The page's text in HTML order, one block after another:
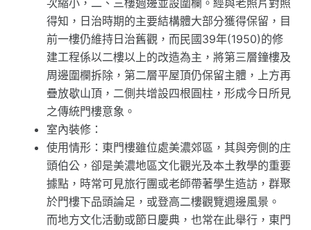
次縮小，二、三樓週邊並設圍欄。經與老照片對照
得知，日治時期的主要結構體大部分獲得保留，目
前一樓仍維持日治舊觀，而民國39年(1950)的修
建工程係以二樓以上的改造為主，將第三層鐘樓及
周邊圍欄拆除，第二層平屋頂仍保留主體，上方再
疊放歇山頂，二側共增設四根圓柱，形成今日所見
之傳統門樓意象。
室內裝修：
使用情形：東門樓雖位處美濃郊區，其與旁側的庄
頭伯公，卻是美濃地區文化觀光及本土教學的重要
據點，時常可見旅行團或老師帶著學生造訪，群聚
於門樓下品頭論足，或登高二樓觀覽週邊風景。
而地方文化活動或節日慶典，也常在此舉行，東門